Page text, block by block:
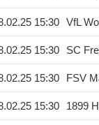
15:30 VfL
15:30 SC
15:30 FSV
15:30 1899